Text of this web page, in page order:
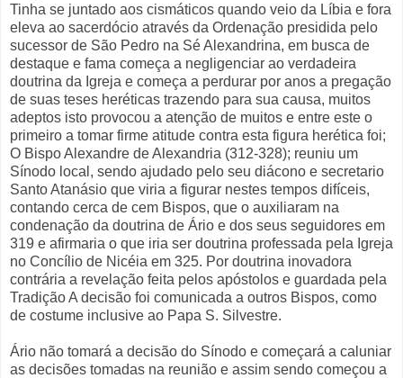
Tinha se juntado aos cismáticos quando veio da Líbia e fora
eleva ao sacerdócio através da Ordenação presidida pelo
sucessor de São Pedro na Sé Alexandrina, em busca de
destaque e fama começa a negligenciar ao verdadeira
doutrina da Igreja e começa a perdurar por anos a pregação
de suas teses heréticas trazendo para sua causa, muitos
adeptos isto provocou a atenção de muitos e entre este o
primeiro a tomar firme atitude contra esta figura herética foi;
O Bispo Alexandre de Alexandria (312-328); reuniu um
Sínodo local, sendo ajudado pelo seu diácono e secretario
Santo Atanásio que viria a figurar nestes tempos difíceis,
contando cerca de cem Bispos, que o auxiliaram na
condenação da doutrina de Ário e dos seus seguidores em
319 e afirmaria o que iria ser doutrina professada pela Igreja
no Concílio de Nicéia em 325. Por doutrina inovadora
contrária a revelação feita pelos apóstolos e guardada pela
Tradição A decisão foi comunicada a outros Bispos, como
de costume inclusive ao Papa S. Silvestre.
Ário não tomará a decisão do Sínodo e começará a caluniar
as decisões tomadas na reunião e assim sendo começou a